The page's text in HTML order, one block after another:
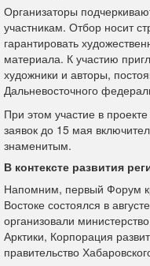
Организаторы
участникам. Отбор носит
гарантировать
материала. К участию
художники и авторы,
Дальневосточного
При этом участие в
заявок до 15 мая
знаменитым.
В контексте развития
Напомним, первый Форум
Востоке состоялся в
организовали
Арктики, Корпорация
правительство